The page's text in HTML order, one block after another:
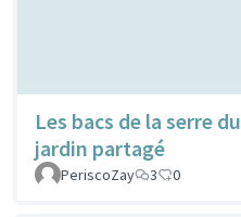
Les bacs de la serre du
jardin partagé
PeriscoZay
3 0